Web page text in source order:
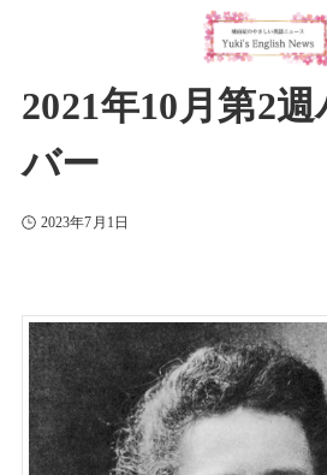
2021年10月第2
バー
2023年7月1日